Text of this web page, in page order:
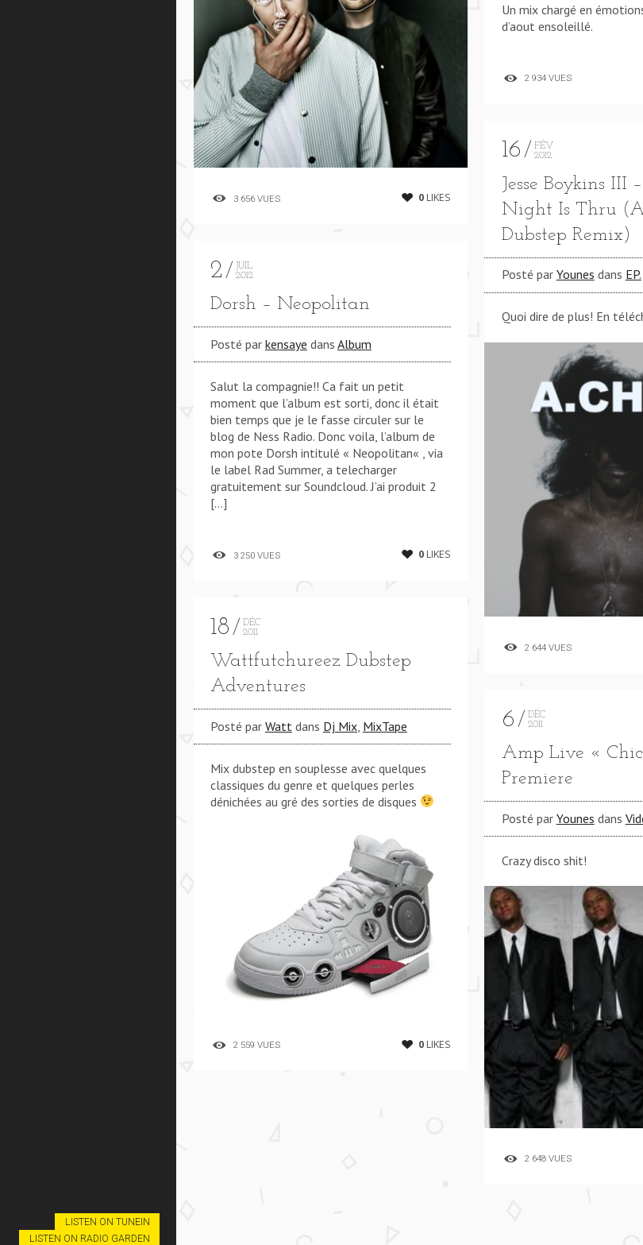
LISTEN ON TUNEIN
LISTEN ON RADIO GARDEN
3 656 VUES 0LIKES
2
JUIL
2012
Dorsh – Neopolitan
Posté par kensaye dans Album
Salut la compagnie!! Ca fait un petit
moment que l’album est sorti, donc il était
bien temps que je le fasse circuler sur le
blog de Ness Radio. Donc voila, l’album de
mon pote Dorsh intitulé « Neopolitan« , via
le label Rad Summer, a telecharger
gratuitement sur Soundcloud. J’ai produit 2
[…]
3 250 VUES 0LIKES
18
DÉC
2011
Wattfutchureez Dubstep
Adventures
Posté par Watt dans Dj Mix, MixTape
Mix dubstep en souplesse avec quelques
classiques du genre et quelques perles
dénichées au gré des sorties de disques
2 559 VUES 0LIKES
Un mix chargé en
d’aout ensoleillé.
2 934 VUES
16
FÉV
2012
Jesse Boykins III
Night Is Thru
Dubstep Remix)
Posté par Younes dans EP.
Quoi dire de plus! En
2 644 VUES
6
DÉC
2011
Amp Live «
Premiere
Posté par Younes dans
Crazy disco shit!
2 648 VUES